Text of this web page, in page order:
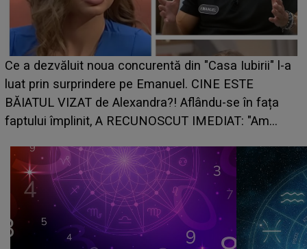
din "Casa Iubirii" l-a
CINE ESTE
Aflându-se în fața
IMEDIAT: "Am
HOROSCOP de
care riscă să rămână
grabă îi aduce pierderi
planurile peste cap